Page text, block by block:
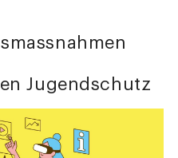
Jugendschutz